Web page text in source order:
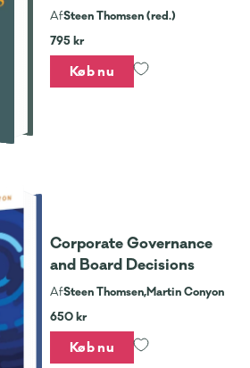
AfSteen Thomsen (red.)
795 kr
Køb nu
Corporate Governance
and Board Decisions
AfSteen Thomsen,Martin Conyon
650 kr
Køb nu